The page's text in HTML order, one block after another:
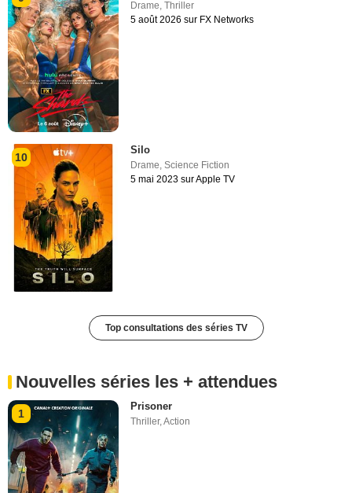
Drame,Thriller
5 août 2026 sur FX Networks
10
Silo
Drame,Science Fiction
5 mai 2023 sur Apple TV
Top consultations des séries TV
Nouvelles séries les + attendues
1
Prisoner
Thriller,Action